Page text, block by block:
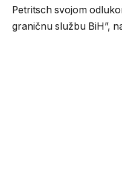
Petritsch svojom
graničnu službu BiH”,